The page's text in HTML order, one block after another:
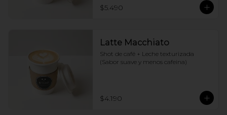
$5.490
Latte Macchiato
Shot de café + Leche texturizada
(Sabor suave y menos cafeina)
$4.190